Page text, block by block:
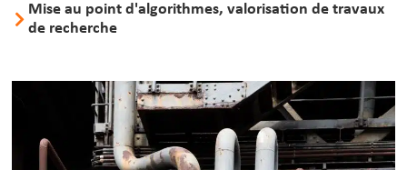
Mise au point d'algorithmes, valorisation de travaux
de recherche